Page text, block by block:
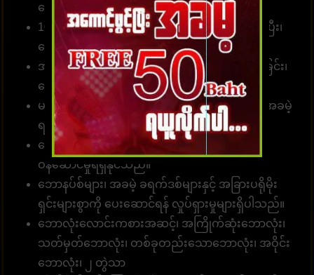
လောင်းကစားနိုင်သည်။
10 စက္ကန့်အတွင်း တော်တို စနစ်ဖြင့် လျှောက်ထားပြီး၊
ငွေသွင်း၊ ငွေထုတ်နိုင်ပါတယ်။
အမှန်အကန်ငွေပေးချေခြင်း၊ လျှင်မြန်သောငွေလွှဲခြင်း၊
ငွေကြေးယုံကြည်စိတ်ချခြင်း။
မန်ဘာ အသစ်အတွက် လျှောက်ထားပါ၊ ခရက်ဒစ်အခမဲ့
ရယူပါ၊ အမှန်တကယ်ငွေကို ပေးချရပါမယ်။
ခေါ်ဆိုရေးစင်တာအဖွဲ့သည် တစ်နေ့လျှင် 24 နာရီ
ဝန်ဆောင်မှုရရှိနိုင်သည်။
ဘောနပ်စ်များ၊ အခမဲ့ ခရက်ဒစ်များနှင့် အခြားပရိုမိုး
ရှင်းများစွာကို ပေးဆောင်ရန် လှုပ်ရှားမှုများရှိပါသည်။
ဘောလုံးလောင်းကစားအဆင့်၊ အကြိုက်ဆုံးဘောလုံး၊
သတ်မှတ်ဘောလုံး၊ တစ်ခုတည်းသောဘောလုံး၊ အဝိုင်း
ဘောလုံး၊ ၂ တွဲသာ